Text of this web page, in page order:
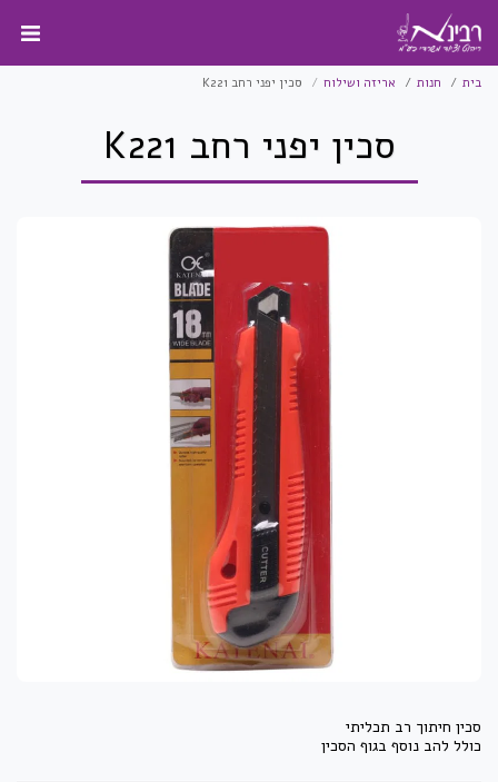
בית חנות אריזה ושילוח סכין יפני רחב K221
סכין יפני רחב K221
כולל להב נוסף בגוף הסכין